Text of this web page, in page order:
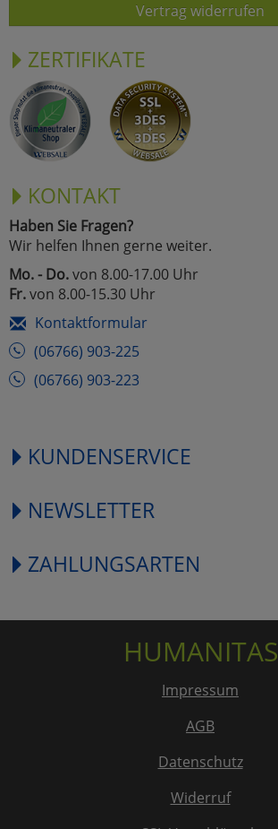
Vertrag widerrufen
ZERTIFIKATE
KONTAKT
Haben Sie Fragen?
Wir helfen Ihnen gerne weiter.
Mo. - Do.von 8.00-17.00 Uhr
Fr.von 8.00-15.30 Uhr
Kontaktformular
(06766) 903-225
(06766) 903-223
KUNDENSERVICE
NEWSLETTER
ZAHLUNGSARTEN
HUMANITAS
Impressum
AGB
Datenschutz
Widerruf